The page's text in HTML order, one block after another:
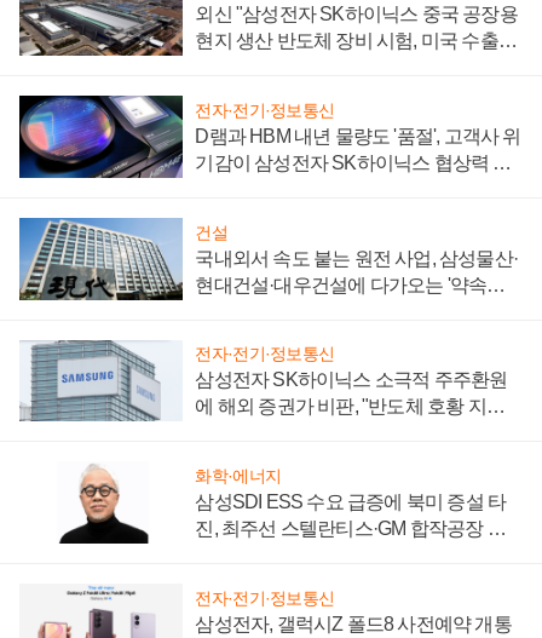
외신 "삼성전자 SK하이닉스 중국 공장용
현지 생산 반도체 장비 시험, 미국 수출통
전자·전기·정보통신
D램과 HBM 내년 물량도 '품절', 고객사 위
기감이 삼성전자 SK하이닉스 협상력 더
건설
국내외서 속도 붙는 원전 사업, 삼성물산·
현대건설·대우건설에 다가오는 '약속의
전자·전기·정보통신
삼성전자 SK하이닉스 소극적 주주환원
에 해외 증권가 비판, "반도체 호황 지속
화학·에너지
삼성SDI ESS 수요 급증에 북미 증설 타
진, 최주선 스텔란티스·GM 합작공장 건
전자·전기·정보통신
삼성전자, 갤럭시Z 폴드8 사전예약 개통